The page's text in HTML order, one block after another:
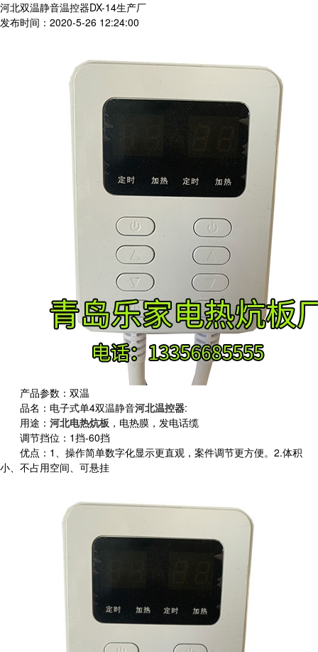
河北双温静音温控器DX-14生产厂
发布时间：2020-5-26 12:24:00
产品参数：双温
品名：电子式单4双温静音河北温控器:
用途： 河北电热炕板 ，电热膜，发电话缆
调节挡位：1挡-60挡
优点：1、 操作简单数字化显示更直观，案件调节更方便。2.体积
小、不占用空间、 可悬挂